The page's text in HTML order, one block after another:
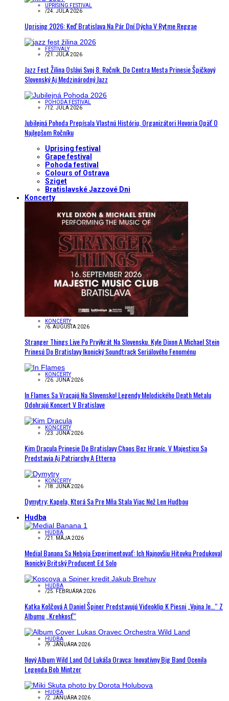
UPRISING FESTIVAL
/24. JÚLA 2026
Uprising 2026: Keď Bratislava Na Pár Dní Dýcha V Rytme Reggae
FESTIVALY
/21. JÚLA 2026
Jazz Fest Žilina Oslávi Svoj 8. Ročník. Do Centra Mesta Prinesie Špičkový
Slovenský Aj Medzinárodný Jazz
POHODA FESTIVAL
/12. JÚLA 2026
Jubilejná Pohoda Prepísala Vlastnú Históriu, Organizátori Hovoria Opäť O
Najlepšom Ročníku
Uprising festival
Grape festival
Pohoda festival
Colours of Ostrava
Sziget
Bratislavské Jazzové Dni
Koncerty
KONCERTY
/6. AUGUSTA 2026
Stranger Things Live Po Prvýkrát Na Slovensku. Kyle Dixon A Michael Stein
Prinesú Do Bratislavy Ikonický Soundtrack Seriálového Fenoménu
KONCERTY
/26. JÚNA 2026
In Flames Sa Vracajú Na Slovensko! Legendy Melodického Death Metalu
Odohrajú Koncert V Bratislave
KONCERTY
/23. JÚNA 2026
Kim Dracula Prinesie Do Bratislavy Chaos Bez Hraníc. V Majesticu Sa
Predstavia Aj Patriarchy A Etterna
KONCERTY
/18. JÚNA 2026
Dymytry: Kapela, Ktorá Sa Pre Mňa Stala Viac Než Len Hudbou
Hudba
HUDBA
/21. MÁJA 2026
Medial Banana Sa Neboja Experimentovať: Ich Najnovšiu Hitovku Produkoval
Ikonický Britský Producent Ed Solo
HUDBA
/25. FEBRUÁRA 2026
Katka Koščová A Daniel Špiner Predstavujú Videoklip K Piesni „Vojna Je…“ Z
Albumu „Krehkosť“
HUDBA
/9. JANUÁRA 2026
Nový Album Wild Land Od Lukáša Oravca: Inovatívny Big Band Ocenila
Legenda Bob Mintzer
HUDBA
/2. JANUÁRA 2026